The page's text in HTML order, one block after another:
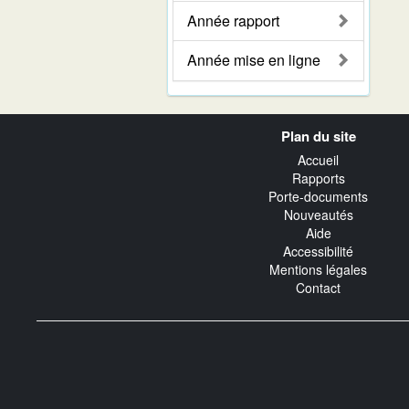
Année rapport
Année mise en ligne
Plan du site
Accueil
Rapports
Porte-documents
Nouveautés
Aide
Accessibilité
Mentions légales
Contact